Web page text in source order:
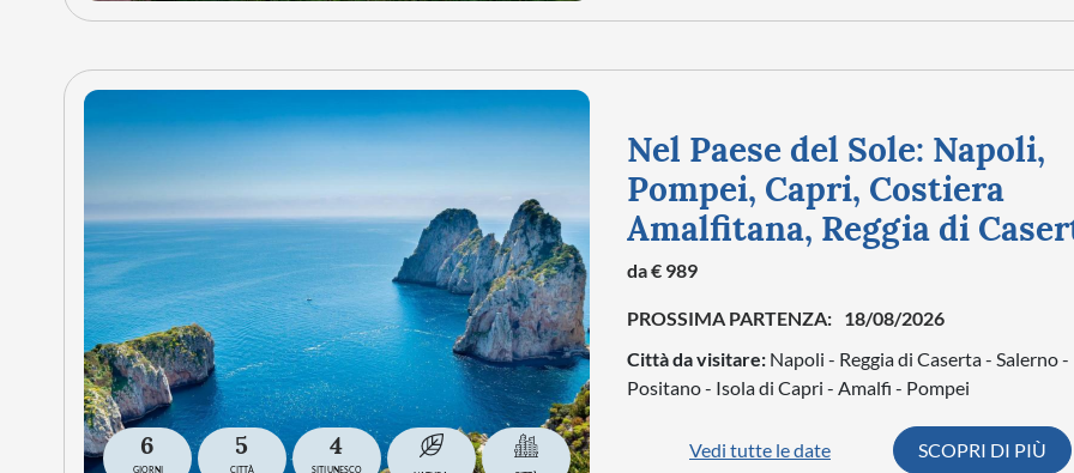
6
GIORNI
5
CITTÀ
4
SITI UNESCO
Nel Paese del Sole: Napoli,
Pompei, Capri, Costiera
Amalfitana, Reggia di
da € 989
PROSSIMA PARTENZA: 18/08/2026
Città da visitare: Napoli - Reggia di Caserta - Salerno -
Positano - Isola di Capri - Amalfi - Pompei
Vedi tutte le date SCOPRI DI PIÙ